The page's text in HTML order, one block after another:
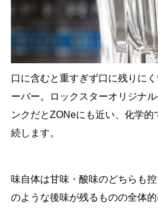
口に含むと重すぎず口に残りに
ーバー。ロックスターオリジナ
ンクだとZONeにも近い、化学
続します。
味自体は甘味・酸味のどちらも
のような後味が残るものの全体